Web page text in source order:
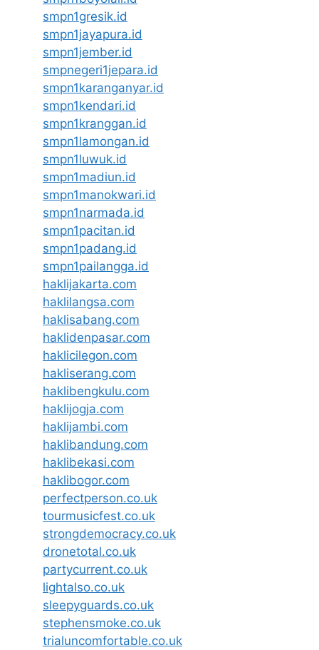
smpn1gresik.id
smpn1jayapura.id
smpn1jember.id
smpnegeri1jepara.id
smpn1karanganyar.id
smpn1kendari.id
smpn1kranggan.id
smpn1lamongan.id
smpn1luwuk.id
smpn1madiun.id
smpn1manokwari.id
smpn1narmada.id
smpn1pacitan.id
smpn1padang.id
smpn1pailangga.id
haklijakarta.com
haklilangsa.com
haklisabang.com
haklidenpasar.com
haklicilegon.com
hakliserang.com
haklibengkulu.com
haklijogja.com
haklijambi.com
haklibandung.com
haklibekasi.com
haklibogor.com
perfectperson.co.uk
tourmusicfest.co.uk
strongdemocracy.co.uk
dronetotal.co.uk
partycurrent.co.uk
lightalso.co.uk
sleepyguards.co.uk
stephensmoke.co.uk
trialuncomfortable.co.uk